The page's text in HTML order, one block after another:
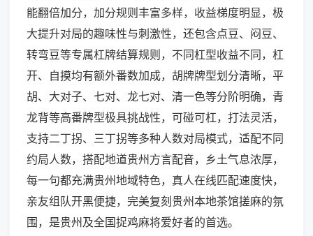
能翻倍加分，加分规则丰富多样，收益梯度明显，极
大提升对局的趣味性与刺激性，还包含点豆、闷豆、
转弯豆等专属杠牌结算规则，不同杠型收益不同，杠
开、自摸均有额外番数加成，胡牌牌型划分清晰，平
胡、大对子、七对、龙七对、清一色等分阶明确，青
龙背等高番牌型极具挑战性，可碰可杠，打法灵活，
支持二丁拐、三丁拐等多种人数对局模式，适配不同
约局人数，搭配地道贵州方言配音，乡土气息浓厚，
每一句都充满贵州地域特色，真人在线匹配速度快，
亲友组队开黑便捷，完美复刻贵州本地茶馆搓麻的氛
围，是贵州及全国捉鸡麻将爱好者的首选。